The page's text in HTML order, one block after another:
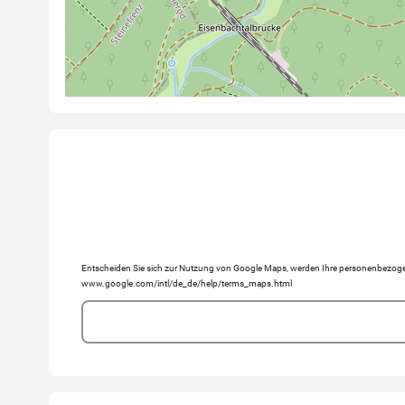
Entscheiden Sie sich zur Nutzung von Google Maps, werden Ihre
www.google.com/intl/de_de/help/terms_maps.html